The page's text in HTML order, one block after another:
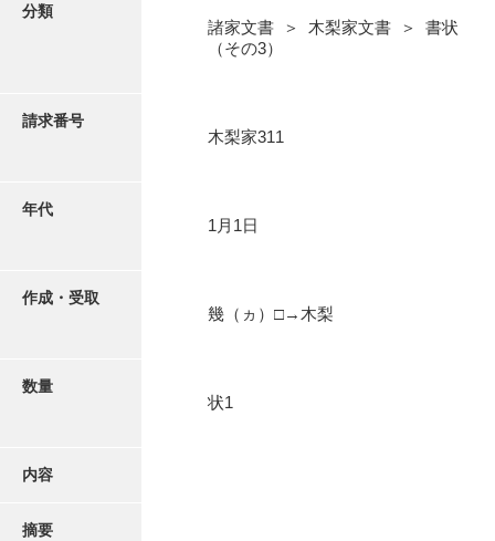
写真・絵はがき
分類
諸家文書 ＞ 木梨家文書 ＞ 書状
（その3）
請求番号
木梨家311
年代
1月1日
作成・受取
幾（ヵ）□→木梨
数量
状1
内容
摘要